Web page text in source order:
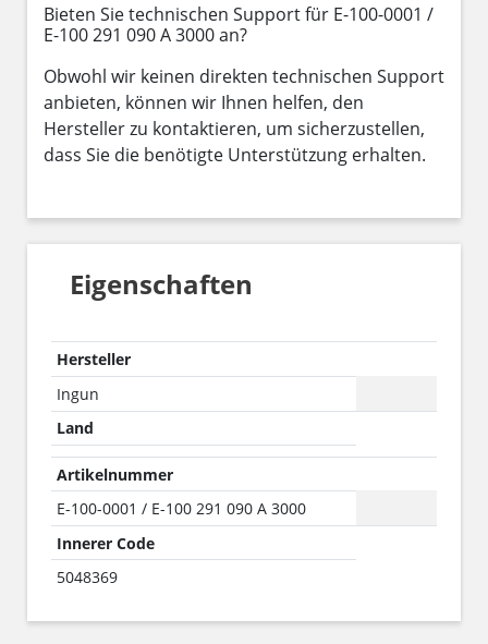
Bieten Sie technischen Support für E-100-0001 /
E-100 291 090 A 3000 an?
Obwohl wir keinen direkten technischen Support
anbieten, können wir Ihnen helfen, den
Hersteller zu kontaktieren, um sicherzustellen,
dass Sie die benötigte Unterstützung erhalten.
Eigenschaften
Hersteller
Ingun
Land
Artikelnummer
E-100-0001 / E-100 291 090 A 3000
Innerer Code
5048369